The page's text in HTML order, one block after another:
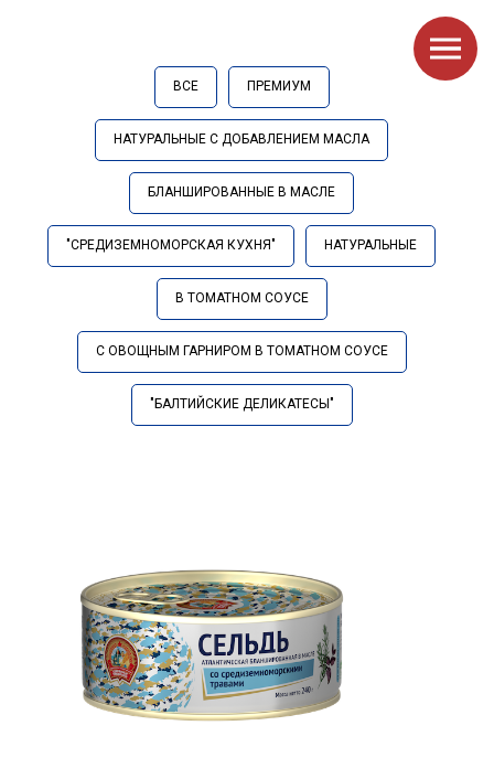
ВСЕ ПРЕМИУМ
НАТУРАЛЬНЫЕ С ДОБАВЛЕНИЕМ МАСЛА
БЛАНШИРОВАННЫЕ В МАСЛЕ
"СРЕДИЗЕМНОМОРСКАЯ КУХНЯ" НАТУРАЛЬНЫЕ
В ТОМАТНОМ СОУСЕ
С ОВОЩНЫМ ГАРНИРОМ В ТОМАТНОМ СОУСЕ
"БАЛТИЙСКИЕ ДЕЛИКАТЕСЫ"